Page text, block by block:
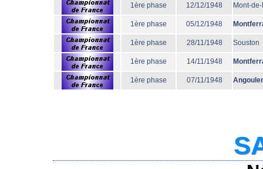
1ère phase 12/12/1948 Mont-
1ère phase 05/12/1948
1ère phase 28/11/1948 Souston
1ère phase 14/11/1948
1ère phase 07/11/1948